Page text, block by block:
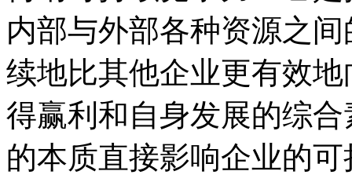
内部与外部各种资源之
续地比其他企业更有效
得赢利和自身发展的综
的本质直接影响企业的